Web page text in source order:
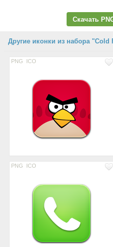
Скачать
Другие иконки из набора
PNG ICO
PNG ICO